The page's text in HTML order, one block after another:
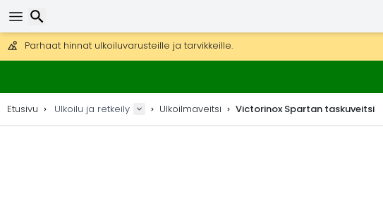
Mahdollisuus lähettää DHL Express -lähetyksenä (toimitus 24 tunnin kuluessa)
30 päivää palautukseen, 90 päivää puukarttoihin ja koristeisiin.
Parhaat hinnat ulkoiluvarusteille ja tarvikkeille.
Etusivu Ulkoilu ja retkeily Ulkoilmaveitsi Victorinox Spartan taskuveitsi